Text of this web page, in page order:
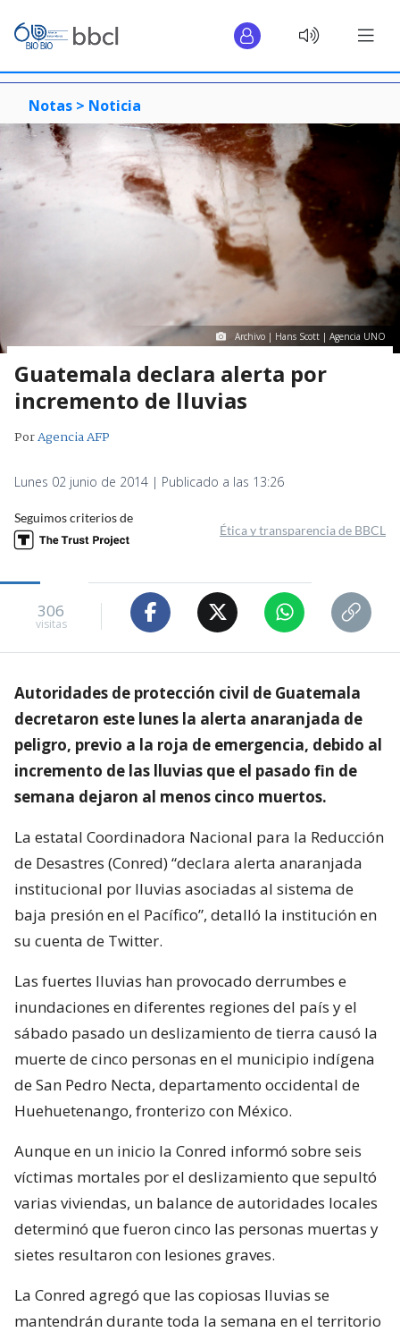
Notas > Noticia
Archivo | Hans Scott | Agencia UNO
Guatemala declara alerta por
incremento de lluvias
PorAgencia AFP
Lunes 02 junio de 2014 | Publicado a las 13:26
Seguimos criterios de
Ética y transparencia de BBCL
306
visitas
Autoridades de protección civil de Guatemala
decretaron este lunes la alerta anaranjada de
peligro, previo a la roja de emergencia, debido al
incremento de las lluvias que el pasado fin de
semana dejaron al menos cinco muertos.
La estatal Coordinadora Nacional para la Reducción
de Desastres (Conred) “declara alerta anaranjada
institucional por lluvias asociadas al sistema de
baja presión en el Pacífico”, detalló la institución en
su cuenta de Twitter.
Las fuertes lluvias han provocado derrumbes e
inundaciones en diferentes regiones del país y el
sábado pasado un deslizamiento de tierra causó la
muerte de cinco personas en el municipio indígena
de San Pedro Necta, departamento occidental de
Huehuetenango, fronterizo con México.
Aunque en un inicio la Conred informó sobre seis
víctimas mortales por el deslizamiento que sepultó
varias viviendas, un balance de autoridades locales
determinó que fueron cinco las personas muertas y
sietes resultaron con lesiones graves.
La Conred agregó que las copiosas lluvias se
mantendrán durante toda la semana en el territorio